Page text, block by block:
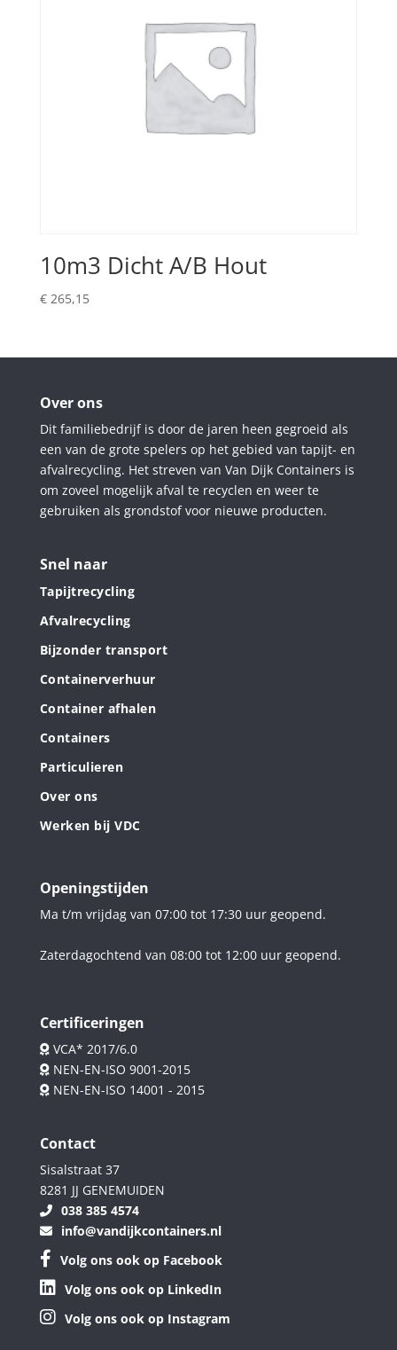
10m3 Dicht A/B Hout
€265,15
Over ons
Dit familiebedrijf is door de jaren heen gegroeid als
een van de grote spelers op het gebied van tapijt- en
afvalrecycling. Het streven van Van Dijk Containers is
om zoveel mogelijk afval te recyclen en weer te
gebruiken als grondstof voor nieuwe producten.
Snel naar
Tapijtrecycling
Afvalrecycling
Bijzonder transport
Containerverhuur
Container afhalen
Containers
Particulieren
Over ons
Werken bij VDC
Openingstijden
Ma t/m vrijdag van 07:00 tot 17:30 uur geopend.
Zaterdagochtend van 08:00 tot 12:00 uur geopend.
Certificeringen
VCA* 2017/6.0
NEN-EN-ISO 9001-2015
NEN-EN-ISO 14001 - 2015
Contact
Sisalstraat 37
8281 JJ GENEMUIDEN
038 385 4574
info@vandijkcontainers.nl
Volg ons ook op Facebook
Volg ons ook op LinkedIn
Volg ons ook op Instagram